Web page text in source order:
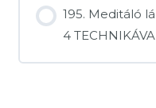
195. Meditáló
4